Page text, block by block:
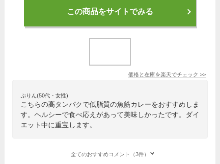
この商品をサイトでみる
価格と在庫を楽天でチェック >>
ぷりん(50代・女性)
こちらの高タンパクで低脂質の魚筋カレーをおすすめしま
す。ヘルシーで食べ応えがあって美味しかったです。ダイ
エット中に重宝します。
全てのおすすめコメント（3件）